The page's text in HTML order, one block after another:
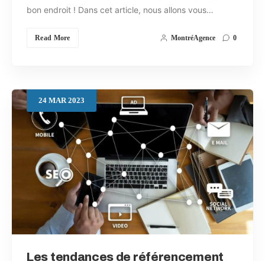
bon endroit ! Dans cet article, nous allons vous…
Read More MontréAgence 0
24 MAR2023
Les tendances de référencement